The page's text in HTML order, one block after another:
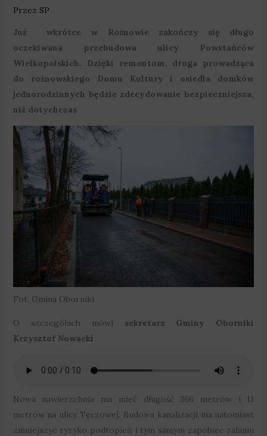
Przez SP
Już wkrótce w Rożnowie zakończy się długo
oczekiwana przebudowa ulicy Powstańców
Wielkopolskich. Dzięki remontom, droga prowadząca
do rożnowskiego Domu Kultury i osiedla domków
jednorodzinnych będzie zdecydowanie bezpieczniejsza,
niż dotychczas
Fot. Gmina Oborniki
O szczegółach mówi sekretarz Gminy Oborniki
Krzysztof Nowacki
Nowa nawierzchnia ma mieć długość 366 metrów i 11
metrów na ulicy Tęczowej. Budowa kanalizacji ma natomiast
zmniejszyć ryzyko podtopień i tym samym zapobiec zalaniu